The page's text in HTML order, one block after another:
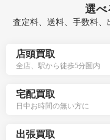
選べ
査定料、送料、手数料
店頭買取
全店、駅から徒歩5分圏内
宅配買取
日中お時間の無い方に
出張買取